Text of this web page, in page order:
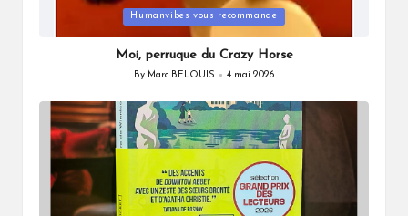
in
Humanvibes vous recommande
Moi, perruque du Crazy Horse
Posted
By Marc BELOUIS 4 mai 2026